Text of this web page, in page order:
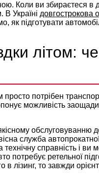
Коли ви збираєтеся в
В Україні довгострокова
як підготувати
літом:
потрібен
можливість
обслуговуванню
служба
справність і ви
потребує ретельної
лізинг, то завжди